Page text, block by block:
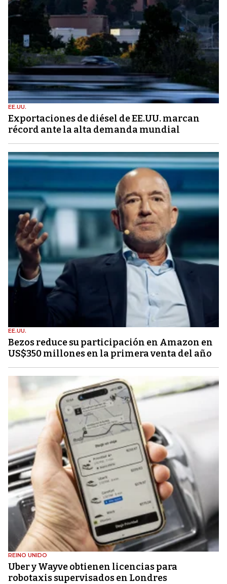
EE.UU.
Exportaciones de diésel de EE.UU. marcan
récord ante la alta demanda mundial
EE.UU.
Bezos reduce su participación en Amazon en
US$350 millones en la primera venta del año
REINO UNIDO
Uber y Wayve obtienen licencias para
robotaxis supervisados ​​en Londres